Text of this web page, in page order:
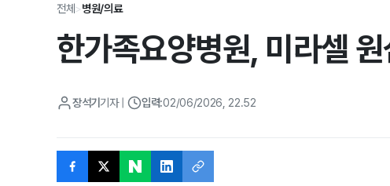
전체>병원/의료
한가족요양병원, 미라셀
장석기 기자 입력:02/06/2026, 22.52